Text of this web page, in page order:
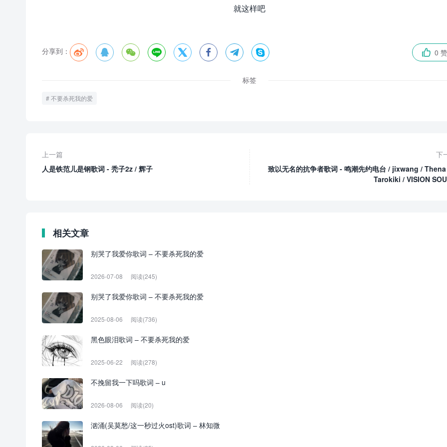
就这样吧
分享到：          0 赞
标签
不要杀死我的爱
上一篇
人是铁范儿是钢歌词 - 秃子2z / 辉子
下
致以无名的抗争者歌词 - 鸣潮先约电台 / jixwang /
Tarokiki / VISION
相关文章
别哭了我爱你歌词 – 不要杀死我的爱
2026-07-08 阅读(245)
别哭了我爱你歌词 – 不要杀死我的爱
2025-08-06 阅读(736)
黑色眼泪歌词 – 不要杀死我的爱
2025-06-22 阅读(278)
不挽留我一下吗歌词 – u
2026-08-06 阅读(20)
汹涌(吴莫愁/这一秒过火ost)歌词 – 林知微